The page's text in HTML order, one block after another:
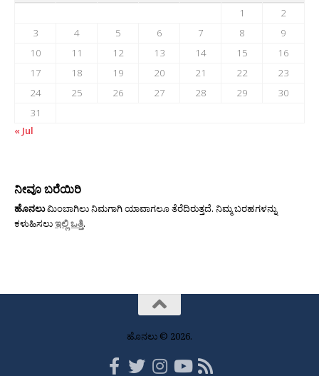
1
2
3
4 5 6 7 8
9
10
11 12 13 14 15
16
17
18 19 20 21 22
23
24
25 26 27 28 29
30
31
« Jul
ನೀವೂ ಬರೆಯಿರಿ
ಹೊನಲುಮಿಂಬಾಗಿಲು ನಿಮಗಾಗಿ ಯಾವಾಗಲೂ ತೆರೆದಿರುತ್ತದೆ. ನಿಮ್ಮ ಬರಹಗಳನ್ನು
ಕಳುಹಿಸಲುಇಲ್ಲಿ ಒತ್ತಿ.
ಹೊನಲು © 2026.